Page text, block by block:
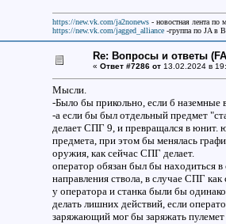
https://new.vk.com/ja2nonews- новостная лента по
https://new.vk.com/jagged_alliance-группа по JA в
Re: Вопросы и ответы
« Ответ #7286 от13.02.2024 в
Мысли.
-Было бы прикольно, если б наземные
-а если бы был отдельный предмет
делает СПГ 9, и превращался в юнит.
предмета, при этом бы менялась
оружия, как сейчас СПГ делает.
оператор обязан был бы находиться
направления ствола, в случае СПГ как
у оператора и станка были бы
делать лишних действий, если
заряжающий мог бы заряжать